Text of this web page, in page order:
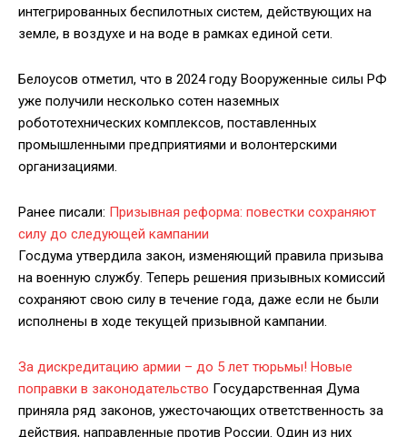
интегрированных беспилотных систем, действующих на
земле, в воздухе и на воде в рамках единой сети.
Белоусов отметил, что в 2024 году Вооруженные силы РФ
уже получили несколько сотен наземных
робототехнических комплексов, поставленных
промышленными предприятиями и волонтерскими
организациями.
Ранее писали: Призывная реформа: повестки сохраняют
силу до следующей кампании
Госдума утвердила закон, изменяющий правила призыва
на военную службу. Теперь решения призывных комиссий
сохраняют свою силу в течение года, даже если не были
исполнены в ходе текущей призывной кампании.
За дискредитацию армии – до 5 лет тюрьмы! Новые
поправки в законодательство Государственная Дума
приняла ряд законов, ужесточающих ответственность за
действия, направленные против России. Один из них